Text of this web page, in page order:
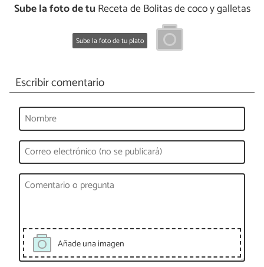
Sube la foto de tu Receta de Bolitas de coco y galletas
Sube la foto de tu plato
Escribir comentario
Añade una imagen